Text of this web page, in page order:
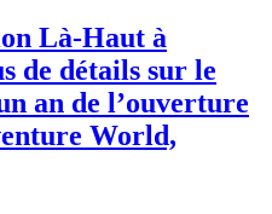
Là-Haut à
de détails sur le
an de l’ouverture
World,